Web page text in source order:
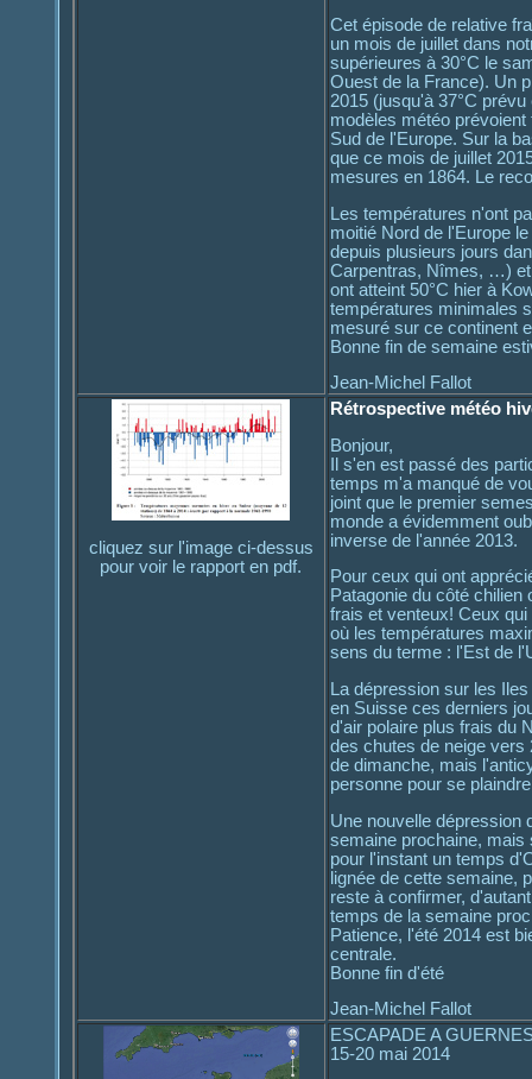
Cet épisode de relative
un mois de juillet dans
supérieures à 30°C le
Ouest de la France). Un
2015 (jusqu'à 37°C
modèles météo
Sud de l'Europe. Sur la
que ce mois de juillet
mesures en 1864. Le
Les températures n'ont
moitié Nord de l'Europe
depuis plusieurs jours
Carpentras, Nîmes, …) et
ont atteint 50°C hier à
températures minimales
mesuré sur ce continent
Bonne fin de semaine
Jean-Michel Fallot
cliquez sur l'image ci-dessus
pour voir le rapport en pdf.
Rétrospective météo
Bonjour,
Il s'en est passé des
temps m'a manqué de
joint que le premier
monde a évidemment
inverse de l'année 2013.
Pour ceux qui ont
Patagonie du côté
frais et venteux! Ceux
où les températures
sens du terme : l'Est de
La dépression sur les
en Suisse ces derniers
d'air polaire plus frais du
des chutes de neige vers
de dimanche, mais
personne pour se
Une nouvelle dépression
semaine prochaine, mais
pour l'instant un temps
lignée de cette semaine,
reste à confirmer,
temps de la semaine
Patience, l'été 2014 est
centrale.
Bonne fin d'été
Jean-Michel Fallot
ESCAPADE A
15-20 mai 2014